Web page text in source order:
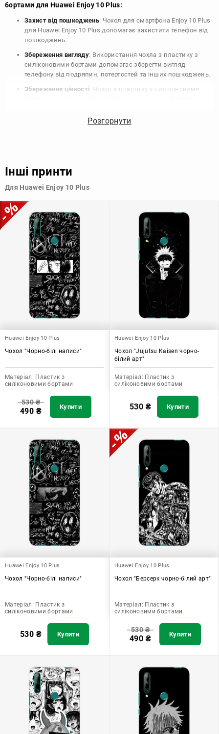
бортами для Huawei Enjoy 10 Plus:
Захист від пошкоджень: Чохол для смартфона Enjoy 10 Plus
для Huawei Enjoy 10 Plus допомагає захистити телефон від
пошкоджень.
Збереження вигляду: Використання чохла з пластику з
силіконовими бортами допомагає зберегти вигляд
телефону від подряпин, потертостей та інших пошкоджень.
Збереження цінності: Чохол з пластику з силіконовими
людей, які планують продати свій пристрій в майбутньому.
Узагалі, чохол для телефону - це дуже корисний аксесуар, який
допомагає захистити ваш пристрій, зберегти його цінність і
Розгорнути
Інші принти
Для Huawei Enjoy 10 Plus
Huawei Enjoy 10 Plus
Чохол "Чорно-білі написи"
Матеріал: Пластик з
силіконовими бортами
530₴
490 ₴ Купити
Huawei Enjoy 10 Plus
Чохол "Jujutsu Kaisen чорно-
білий арт"
Матеріал: Пластик з
силіконовими бортами
530 ₴ Купити
Huawei Enjoy 10 Plus
Чохол "Чорно-білі написи"
Матеріал: Пластик з
силіконовими бортами
530 ₴ Купити
Huawei Enjoy 10 Plus
Чохол "Берсерк чорно-білий арт"
Матеріал: Пластик з
силіконовими бортами
530₴
490 ₴ Купити